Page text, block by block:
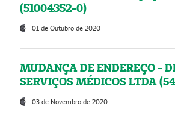
(51004352-0)
01 de Outubro de 2020
MUDANÇA DE ENDEREÇO -
SERVIÇOS MÉDICOS LTDA
03 de Novembro de 2020